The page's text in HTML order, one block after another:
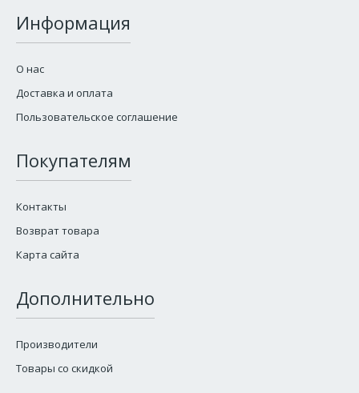
Информация
О нас
Доставка и оплата
Пользовательское соглашение
Покупателям
Контакты
Возврат товара
Карта сайта
Дополнительно
Производители
Товары со скидкой